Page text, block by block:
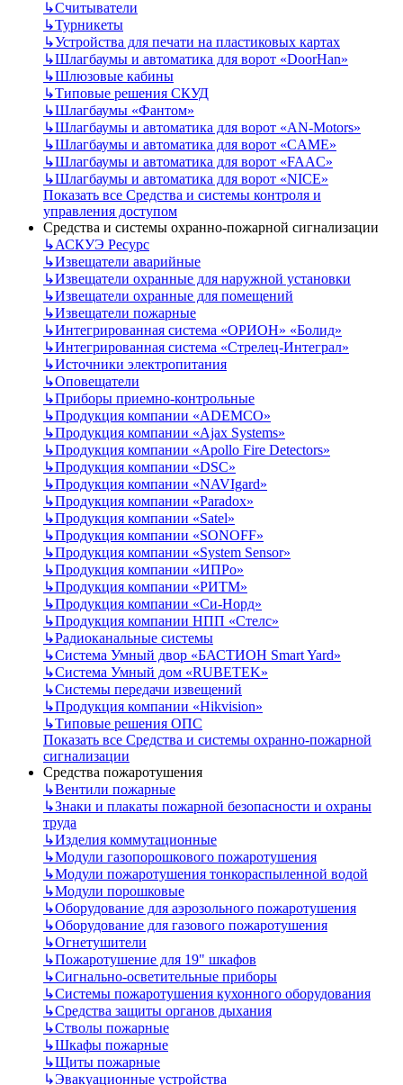
↳Считыватели
↳Турникеты
↳Устройства для печати на пластиковых картах
↳Шлагбаумы и автоматика для ворот «DoorHan»
↳Шлюзовые кабины
↳Типовые решения СКУД
↳Шлагбаумы «Фантом»
↳Шлагбаумы и автоматика для ворот «AN-Motors»
↳Шлагбаумы и автоматика для ворот «CAME»
↳Шлагбаумы и автоматика для ворот «FAAC»
↳Шлагбаумы и автоматика для ворот «NICE»
Показать все Средства и системы контроля и
управления доступом
Средства и системы охранно-пожарной сигнализации
↳АСКУЭ Ресурс
↳Извещатели аварийные
↳Извещатели охранные для наружной установки
↳Извещатели охранные для помещений
↳Извещатели пожарные
↳Интегрированная система «ОРИОН» «Болид»
↳Интегрированная система «Стрелец-Интеграл»
↳Источники электропитания
↳Оповещатели
↳Приборы приемно-контрольные
↳Продукция компании «ADEMCO»
↳Продукция компании «Ajax Systems»
↳Продукция компании «Apollo Fire Detectors»
↳Продукция компании «DSC»
↳Продукция компании «NAVIgard»
↳Продукция компании «Paradox»
↳Продукция компании «Satel»
↳Продукция компании «SONOFF»
↳Продукция компании «System Sensor»
↳Продукция компании «ИПРо»
↳Продукция компании «РИТМ»
↳Продукция компании «Си-Норд»
↳Продукция компании НПП «Стелс»
↳Радиоканальные системы
↳Система Умный двор «БАСТИОН Smart Yard»
↳Система Умный дом «RUBETEK»
↳Системы передачи извещений
↳Продукция компании «Hikvision»
↳Типовые решения ОПС
Показать все Средства и системы охранно-пожарной
сигнализации
Средства пожаротушения
↳Вентили пожарные
↳Знаки и плакаты пожарной безопасности и охраны
труда
↳Изделия коммутационные
↳Модули газопорошкового пожаротушения
↳Модули пожаротушения тонкораспыленной водой
↳Модули порошковые
↳Оборудование для аэрозольного пожаротушения
↳Оборудование для газового пожаротушения
↳Огнетушители
↳Пожаротушение для 19" шкафов
↳Сигнально-осветительные приборы
↳Системы пожаротушения кухонного оборудования
↳Средства защиты органов дыхания
↳Стволы пожарные
↳Шкафы пожарные
↳Щиты пожарные
↳Эвакуационные устройства